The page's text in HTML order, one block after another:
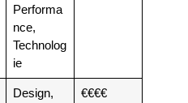
Performa
nce,
Technolog
ie
Design,
€€€€